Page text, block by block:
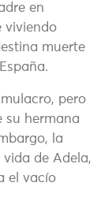
en
viviendo
muerte
pero
su hermana
la
de Adela,
el vacío